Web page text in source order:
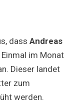
dass Andreas
im Monat
Dieser landet
zum
werden.